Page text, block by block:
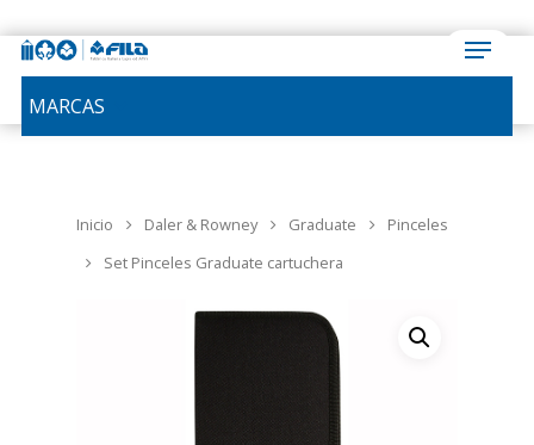
MARCAS
Inicio Daler & Rowney Graduate
Pinceles
Set Pinceles Graduate cartuchera